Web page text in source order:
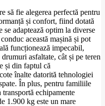
să fie alegerea perfectă pentru
și confort, fiind dotată
adaptează optim la diverse
această mașină și pot
funcționează impecabil,
asfaltate, cât și pe teren
și din faptul că
înalte datorită tehnologiei
În plus, pentru familiile
transportă echipamente
1.900 kg este un mare